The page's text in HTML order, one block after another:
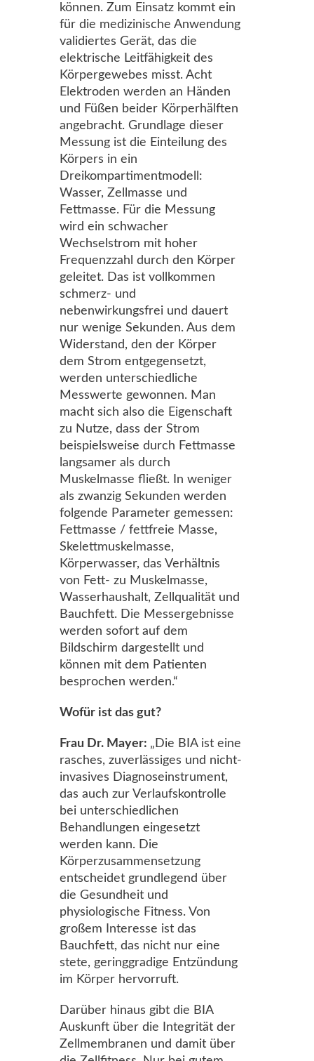
können. Zum Einsatz kommt ein
für die medizinische Anwendung
validiertes Gerät, das die
elektrische Leitfähigkeit des
Körpergewebes misst. Acht
Elektroden werden an Händen
und Füßen beider Körperhälften
angebracht. Grundlage dieser
Messung ist die Einteilung des
Körpers in ein
Dreikompartimentmodell:
Wasser, Zellmasse und
Fettmasse. Für die Messung
wird ein schwacher
Wechselstrom mit hoher
Frequenzzahl durch den Körper
geleitet. Das ist vollkommen
schmerz- und
nebenwirkungsfrei und dauert
nur wenige Sekunden. Aus dem
Widerstand, den der Körper
dem Strom entgegensetzt,
werden unterschiedliche
Messwerte gewonnen. Man
macht sich also die Eigenschaft
zu Nutze, dass der Strom
beispielsweise durch Fettmasse
langsamer als durch
Muskelmasse fließt. In weniger
als zwanzig Sekunden werden
folgende Parameter gemessen:
Fettmasse / fettfreie Masse,
Skelettmuskelmasse,
Körperwasser, das Verhältnis
von Fett- zu Muskelmasse,
Wasserhaushalt, Zellqualität und
Bauchfett. Die Messergebnisse
werden sofort auf dem
Bildschirm dargestellt und
können mit dem Patienten
besprochen werden.“
Wofür ist das gut?
Frau Dr. Mayer: „Die BIA ist eine
rasches, zuverlässiges und nicht-
invasives Diagnoseinstrument,
das auch zur Verlaufskontrolle
bei unterschiedlichen
Behandlungen eingesetzt
werden kann. Die
Körperzusammensetzung
entscheidet grundlegend über
die Gesundheit und
physiologische Fitness. Von
großem Interesse ist das
Bauchfett, das nicht nur eine
stete, geringgradige Entzündung
im Körper hervorruft.
Darüber hinaus gibt die BIA
Auskunft über die Integrität der
Zellmembranen und damit über